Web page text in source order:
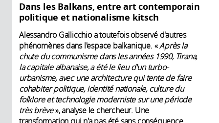
Dans les Balkans, entre art contemporain
politique et nationalisme kitsch
Alessandro Gallicchio a toutefois observé d'autres
phénomènes dans l'espace balkanique. «Après la
chute du communisme dans les années 1990, Tirana,
la capitale albanaise, a été le lieu d'un turbo-
urbanisme, avec une architecture qui tente de faire
cohabiter politique, identité nationale, culture du
folklore et technologie moderniste sur une période
très brève», analyse le chercheur. Une